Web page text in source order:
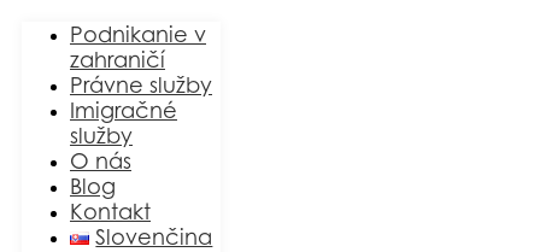
Podnikanie v
zahraničí
Právne služby
Imigračné
služby
O nás
Blog
Kontakt
Slovenčina